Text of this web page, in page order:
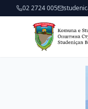
02 2724 005